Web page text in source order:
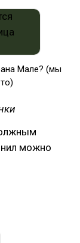
Мале? (мы
можно